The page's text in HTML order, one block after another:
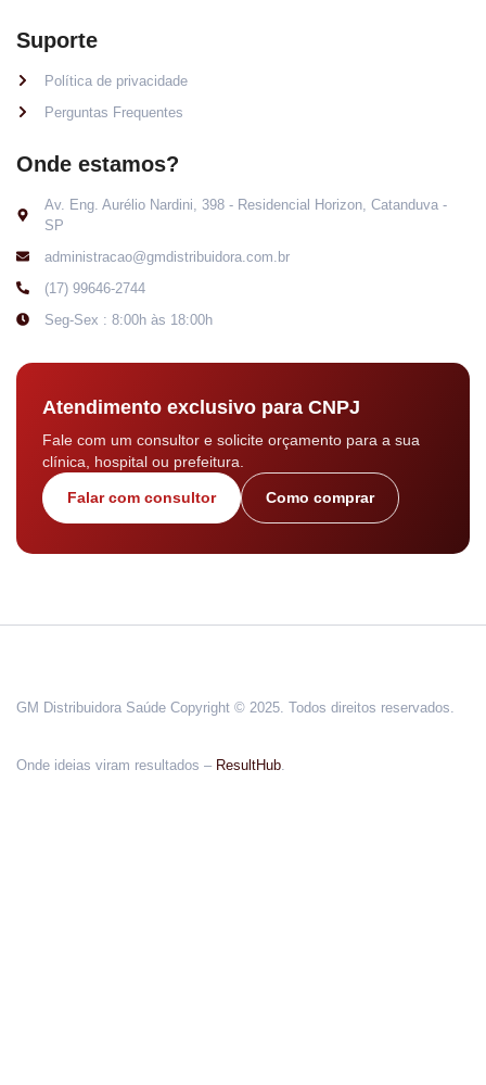
Suporte
Política de privacidade
Perguntas Frequentes
Onde estamos?
Av. Eng. Aurélio Nardini, 398 - Residencial Horizon, Catanduva -
SP
administracao@gmdistribuidora.com.br
(17) 99646-2744
Seg-Sex : 8:00h às 18:00h
Atendimento exclusivo para CNPJ
Fale com um consultor e solicite orçamento para a sua
clínica, hospital ou prefeitura.
Falar com consultor Como comprar
GM Distribuidora Saúde Copyright © 2025. Todos direitos reservados.
Onde ideias viram resultados – ResultHub.